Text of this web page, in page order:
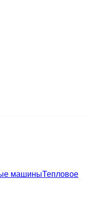
машиныТепловое